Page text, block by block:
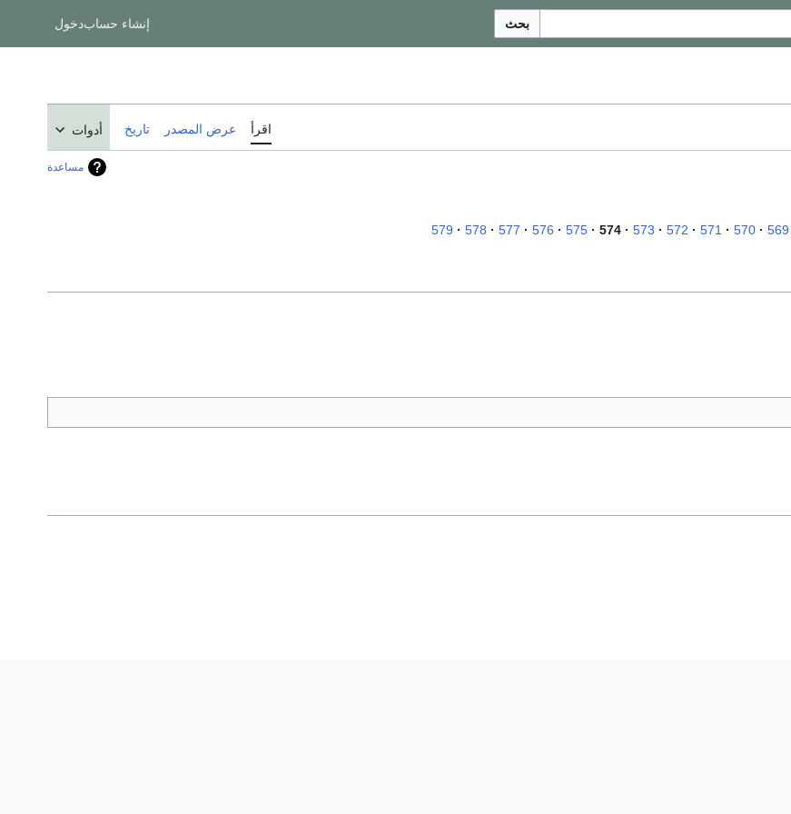
بحث إنشاء حسابدخول
اقرأ عرض المصدر تاريخ أدوات
مساعدة
569
570
571
572
573
574
575
576
577
578
579